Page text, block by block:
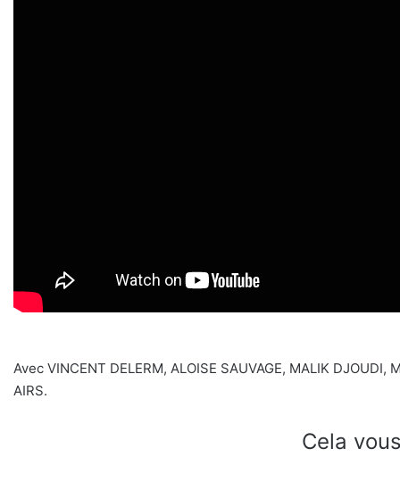
Avec VINCENT DELERM, ALOISE SAUVAGE, MALIK DJOUDI,
AIRS.
Cela